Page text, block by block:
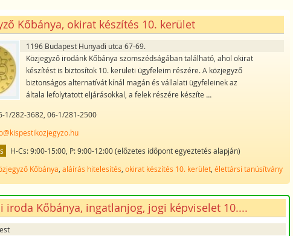
Kőbánya, okirat készítés 10. kerület
1196 Budapest Hunyadi utca 67-69.
Közjegyző irodánk Kőbánya szomszédságában található, ahol okirat
készítést is biztosítok 10. kerületi ügyfeleim részére. A közjegyző
biztonságos alternatívát kínál magán és vállalati ügyfeleinek az
általa lefolytatott eljárásokkal, a felek részére készíte ...
1/282-3682, 06-1/281-2500
H-Cs: 9:00-15:00, P: 9:00-12:00 (előzetes időpont egyeztetés alapján)
Kőbánya ,aláírás hitelesítés ,okirat készítés 10. kerület ,élettársi tanúsítvány
iroda Kőbánya, ingatlanjog, jogi képviselet 10....